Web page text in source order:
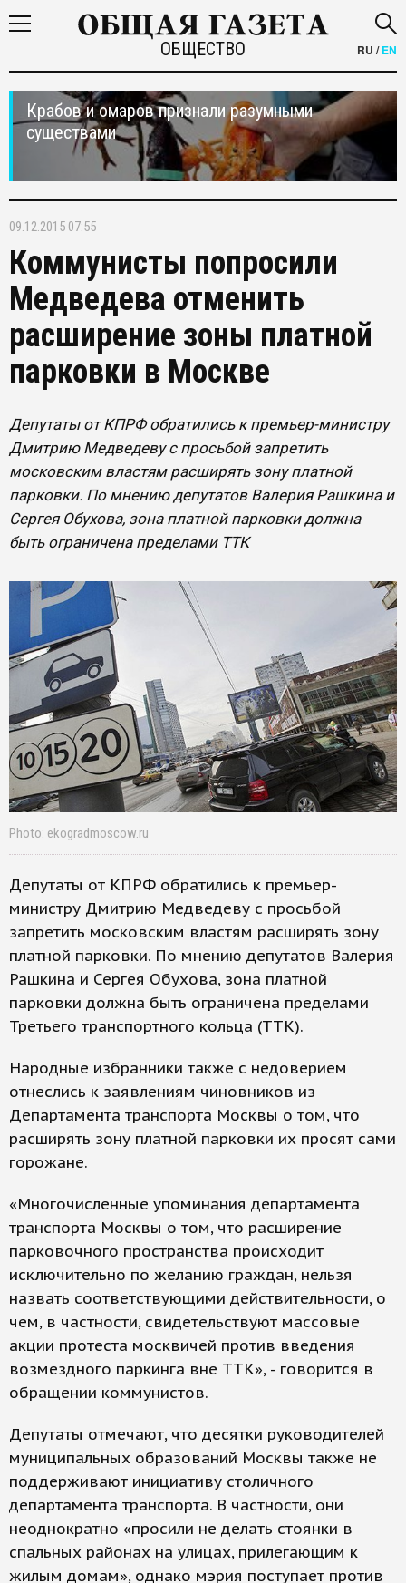
ОБЩЕСТВО RU /EN
Крабов и омаров признали разумными
существами
09.12.2015 07:55
Коммунисты попросили
Медведева отменить
расширение зоны платной
парковки в Москве
Депутаты от КПРФ обратились к премьер-министру
Дмитрию Медведеву с просьбой запретить
московским властям расширять зону платной
парковки. По мнению депутатов Валерия Рашкина и
Сергея Обухова, зона платной парковки должна
быть ограничена пределами ТТК
Photo: ekogradmoscow.ru
Депутаты от КПРФ обратились к премьер-
министру Дмитрию Медведеву с просьбой
запретить московским властям расширять зону
платной парковки. По мнению депутатов Валерия
Рашкина и Сергея Обухова, зона платной
парковки должна быть ограничена пределами
Третьего транспортного кольца (ТТК).
Народные избранники также с недоверием
отнеслись к заявлениям чиновников из
Департамента транспорта Москвы о том, что
расширять зону платной парковки их просят сами
горожане.
«Многочисленные упоминания департамента
транспорта Москвы о том, что расширение
парковочного пространства происходит
исключительно по желанию граждан, нельзя
назвать соответствующими действительности, о
чем, в частности, свидетельствуют массовые
акции протеста москвичей против введения
возмездного паркинга вне ТТК», - говорится в
обращении коммунистов.
Депутаты отмечают, что десятки руководителей
муниципальных образований Москвы также не
поддерживают инициативу столичного
департамента транспорта. В частности, они
неоднократно «просили не делать стоянки в
спальных районах на улицах, прилегающим к
жилым домам», однако мэрия поступает против